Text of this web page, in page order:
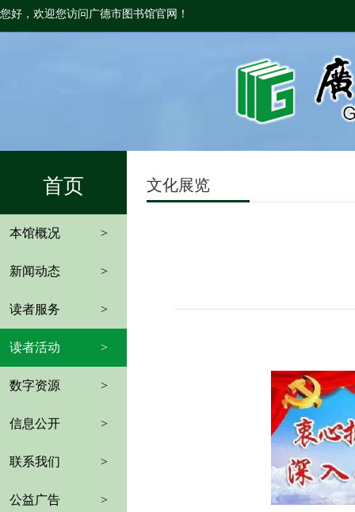
您好，欢迎您访问广德市图书馆官网！
首页
本馆概况 >
新闻动态 >
读者服务 >
读者活动 >
数字资源 >
信息公开 >
联系我们 >
公益广告 >
文化展览